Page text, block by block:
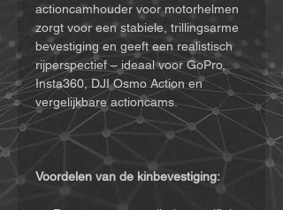
actioncamhouder voor motorhelmen
zorgt voor een stabiele, trillingsarme
bevestiging en geeft een realistisch
rijperspectief – ideaal voor GoPro,
Insta360, DJI Osmo Action en
vergelijkbare actioncams.
Voordelen van de kinbevestiging: